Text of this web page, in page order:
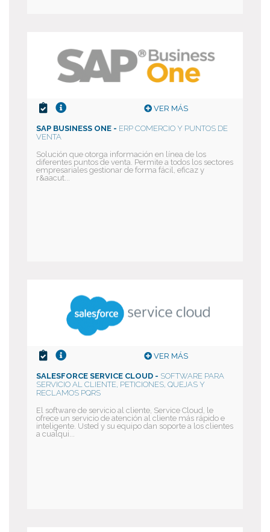
VER MÁS
SAP BUSINESS ONE - ERP COMERCIO Y PUNTOS DE
VENTA
Solución que otorga información en línea de los
diferentes puntos de venta. Permite a todos los sectores
empresariales gestionar de forma fácil, eficaz y
r&aacut...
VER MÁS
SALESFORCE SERVICE CLOUD - SOFTWARE PARA
SERVICIO AL CLIENTE, PETICIONES, QUEJAS Y
RECLAMOS PQRS
El software de servicio al cliente, Service Cloud, le
ofrece un servicio de atención al cliente más rápido e
inteligente. Usted y su equipo dan soporte a los clientes
a cualqui...